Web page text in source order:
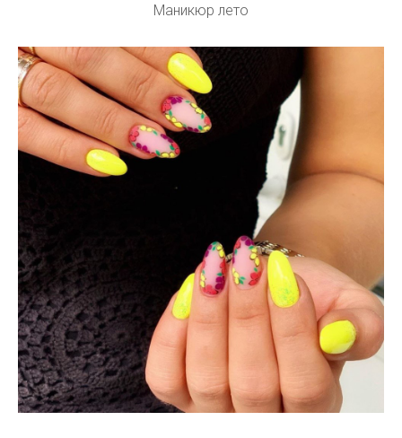
Маникюр лето